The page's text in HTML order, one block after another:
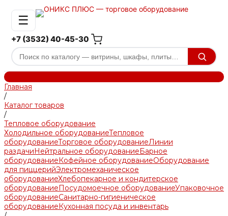
☰
+7 (3532) 40-45-30
Главная
/
Каталог товаров
/
Тепловое оборудование
Холодильное оборудованиеТепловое
оборудованиеТорговое оборудованиеЛинии
раздачиНейтральное оборудованиеБарное
оборудованиеКофейное оборудованиеОборудование
для пиццерийЭлектромеханическое
оборудованиеХлебопекарное и кондитерское
оборудованиеПосудомоечное оборудованиеУпаковочное
оборудованиеСанитарно-гигиеническое
оборудованиеКухонная посуда и инвентарь